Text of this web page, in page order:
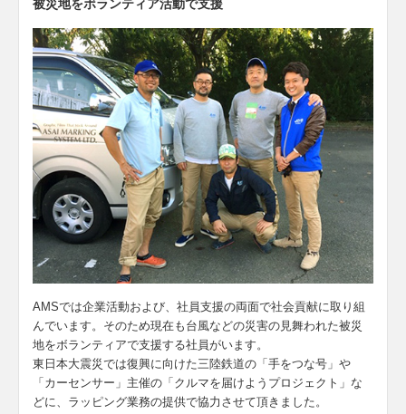
被災地をボランティア活動で支援
AMSでは企業活動および、社員支援の両面で社会貢献に取り組
んでいます。そのため現在も台風などの災害の見舞われた被災
地をボランティアで支援する社員がいます。
東日本大震災では復興に向けた三陸鉄道の「手をつな号」や
「カーセンサー」主催の「クルマを届けようプロジェクト」な
どに、ラッピング業務の提供で協力させて頂きました。